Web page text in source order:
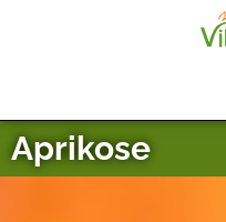
Aprikose